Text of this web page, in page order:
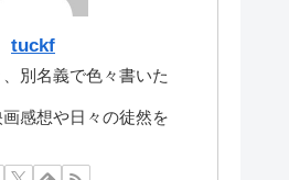
tuckf
別名義で色々書いた
感想や日々の徒然を